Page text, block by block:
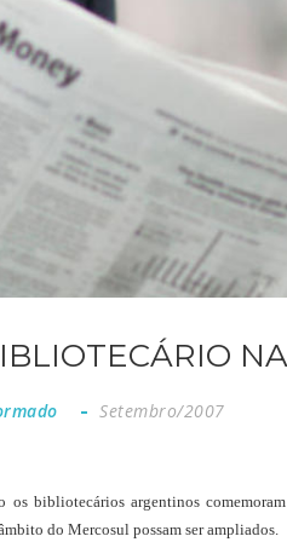
Setembro/2007
os bibliotecários argentinos
do Mercosul possam ser ampliados.